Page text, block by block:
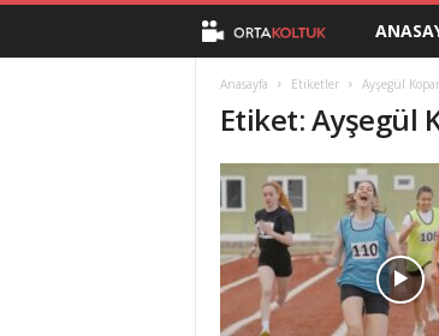
t
a
K
o
Anasayfa Etiketler Ayşegül
Etiket: Ayşegül